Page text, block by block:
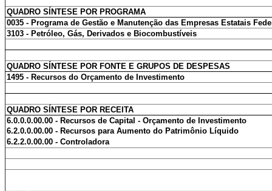
QUADRO SÍNTESE POR PROGRAMA
0035 - Programa de Gestão e Manutenção das Empresas Estatais
3103 - Petróleo, Gás, Derivados e Biocombustíveis
QUADRO SÍNTESE POR FONTE E GRUPOS DE DESPESAS
1495 - Recursos do Orçamento de Investimento
QUADRO SÍNTESE POR RECEITA
6.0.0.0.00.00 - Recursos de Capital - Orçamento de Investimento
6.2.0.0.00.00 - Recursos para Aumento do Patrimônio Líquido
6.2.2.0.00.00 - Controladora